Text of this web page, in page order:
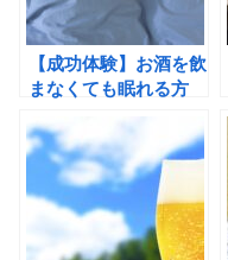
【成功体験】お酒を飲
まなくても眠れる方
る！